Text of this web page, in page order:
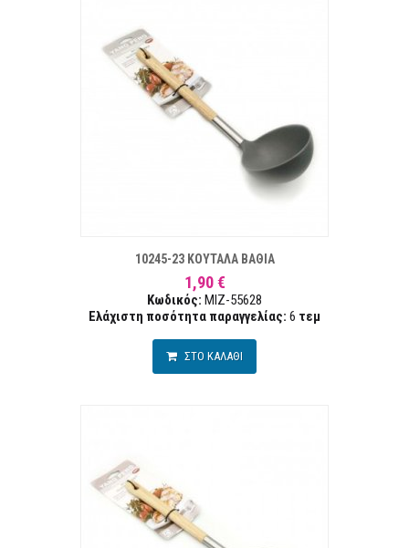
10245-23 ΚΟΥΤΑΛΑ ΒΑΘΙΑ
1,90 €
Κωδικός: MIZ-55628
Ελάχιστη ποσότητα παραγγελίας: 6 τεμ
ΣΤΟ ΚΑΛΑΘΙ